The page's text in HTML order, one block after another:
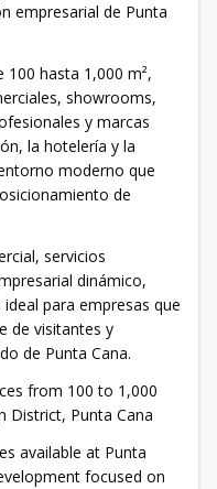
empresarial de Punta
hasta 1,000 m²,
showrooms,
y marcas
la hotelería y la
moderno que
de
servicios
dinámico,
para empresas que
de visitantes y
de Punta Cana.
from 100 to 1,000
District, Punta Cana
available at Punta
focused on